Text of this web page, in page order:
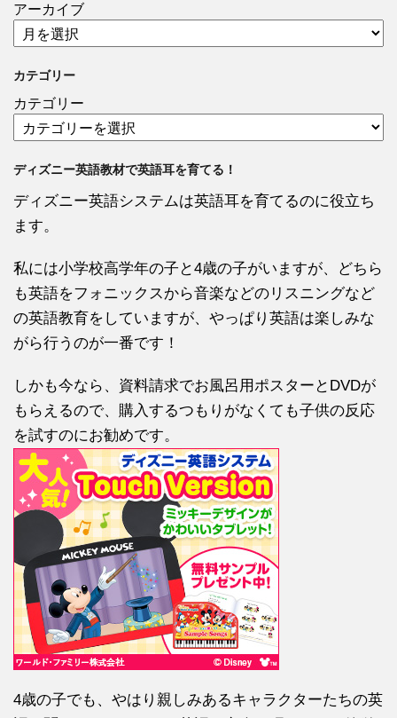
アーカイブ
カテゴリー
カテゴリー
ディズニー英語教材で英語耳を育てる！
ディズニー英語システムは英語耳を育てるのに役立ち
ます。
私には小学校高学年の子と4歳の子がいますが、どちら
も英語をフォニックスから音楽などのリスニングなど
の英語教育をしていますが、やっぱり英語は楽しみな
がら行うのが一番です！
しかも今なら、資料請求でお風呂用ポスターとDVDが
もらえるので、購入するつもりがなくても子供の反応
を試すのにお勧めです。
4歳の子でも、やはり親しみあるキャラクターたちの英